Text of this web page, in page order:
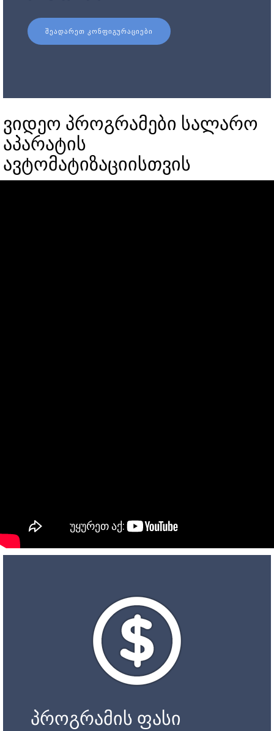
ᲨᲔᲐᲓᲐᲠᲔᲗ ᲙᲝᲜᲤᲘᲒᲣᲠᲐᲪᲘᲔᲑᲘ
ვიდეო პროგრამები სალარო
აპარატის
ავტომატიზაციისთვის
პროგრამის ფასი